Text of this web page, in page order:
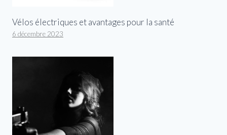
Vélos électriques et avantages pour la santé
6 décembre 2023